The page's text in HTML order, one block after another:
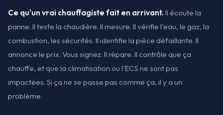
Ce qu'un vrai chauffagiste fait en arrivant. Il écoute la
panne. Il teste la chaudière. Il mesure. Il vérifie l'eau, le gaz, la
combustion, les sécurités. Il identifie la pièce défaillante. Il
annonce le prix. Vous signez. Il répare. Il contrôle que ça
chauffe, et que la climatisation ou l'ECS ne sont pas
impactées. Si ça ne se passe pas comme ça, il y a un
problème.